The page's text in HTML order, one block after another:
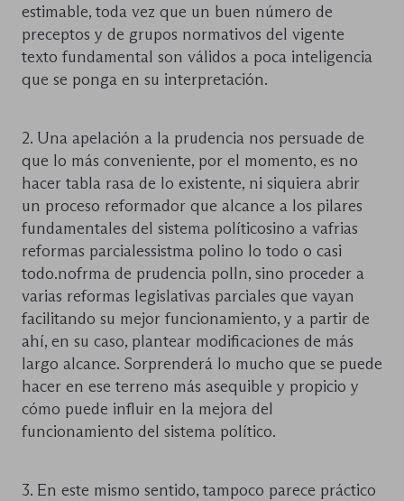
estimable, toda vez que un buen número de
preceptos y de grupos normativos del vigente
texto fundamental son válidos a poca inteligencia
que se ponga en su interpretación.
2. Una apelación a la prudencia nos persuade de
que lo más conveniente, por el momento, es no
hacer tabla rasa de lo existente, ni siquiera abrir
un proceso reformador que alcance a los pilares
fundamentales del sistema políticosino a vafrias
reformas parcialessistma polino lo todo o casi
todo.nofrma de prudencia polln, sino proceder a
varias reformas legislativas parciales que vayan
facilitando su mejor funcionamiento, y a partir de
ahí, en su caso, plantear modificaciones de más
largo alcance. Sorprenderá lo mucho que se puede
hacer en ese terreno más asequible y propicio y
cómo puede influir en la mejora del
funcionamiento del sistema político.
3. En este mismo sentido, tampoco parece práctico